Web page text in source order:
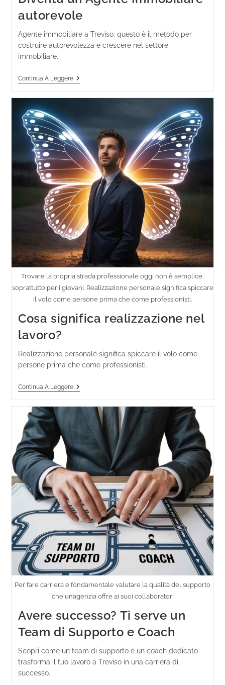
autorevole
Agente immobiliare a Treviso: questo è il metodo per
costruire autorevolezza e crescere nel settore
immobiliare.
Continua A Leggere
Trovare la propria strada professionale oggi non è semplice,
soprattutto per i giovani. Realizzazione personale significa spiccare
il volo come persone prima che come professionisti.
Cosa significa realizzazione nel
lavoro?
Realizzazione personale significa spiccare il volo come
persone prima che come professionisti.
Continua A Leggere
Per fare carriera è fondamentale valutare la qualità del supporto
che un’agenzia offre ai suoi collaboratori
Avere successo? Ti serve un
Team di Supporto e Coach
Scopri come un team di supporto e un coach dedicato
trasforma il tuo lavoro a Treviso in una carriera di
successo.